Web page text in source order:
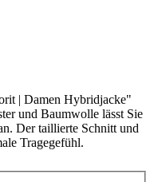
| Damen Hybridjacke"
und Baumwolle lässt Sie
Der taillierte Schnitt und
Tragegefühl.